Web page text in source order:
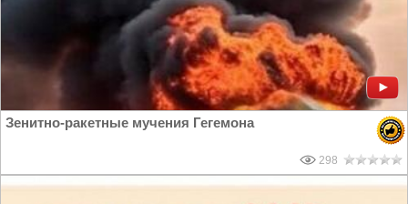
Зенитно-ракетные мучения Гегемона
298